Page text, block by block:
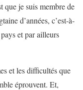
que je suis membre de
d’années, c’est-à-
et par ailleurs
et les difficultés que
éprouvent. Et,